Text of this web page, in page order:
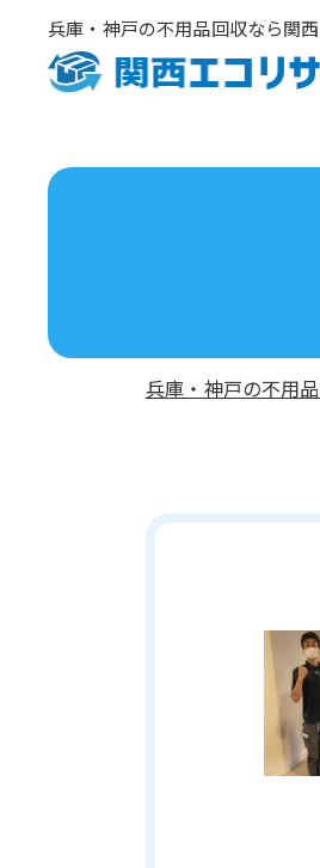
兵庫・神戸の不用品回収なら関
兵庫・神戸の不用